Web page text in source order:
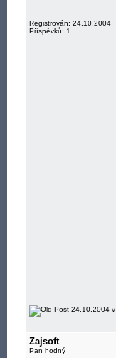
Registrován: 24.10.2004
Příspěvků: 1
24.10.2004 v
Zajsoft
Pan hodný